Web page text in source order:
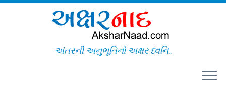
અંતરની અનુભૂતિનો અક્ષર ધ્વનિ..